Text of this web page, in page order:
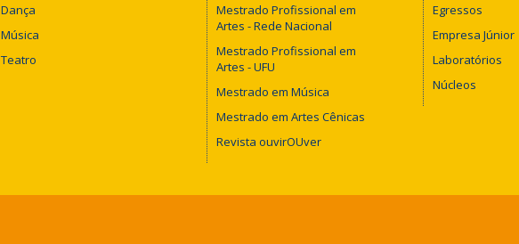
Dança
Música
Teatro
Mestrado Profissional em
Artes - Rede Nacional
Mestrado Profissional em
Artes - UFU
Mestrado em Música
Mestrado em Artes Cênicas
Revista ouvirOUver
Egressos
Empresa Júnior
Laboratórios
Núcleos